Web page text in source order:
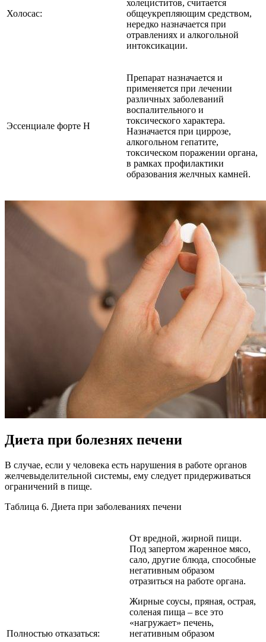
Холосас:
холециститов, считается
общеукрепляющим средством,
нередко назначается при
отравлениях и алкогольной
интоксикации.
Эссенциале форте Н
Препарат назначается и
применяется при лечении
различных заболеваний
воспалительного и
токсического характера.
Назначается при циррозе,
алкогольном гепатите,
токсическом поражении органа,
в рамках профилактики
образования желчных камней.
Диета при болезнях печени
В случае, если у человека есть нарушения в работе органов
желчевыделительной системы, ему следует придерживаться
ограничений в пище.
Таблица 6. Диета при заболеваниях печени
Полностью отказаться:
От вредной, жирной пищи.
Под запертом жаренное мясо,
сало, другие блюда, способные
негативным образом
отразиться на работе органа.
Жирные соусы, пряная, острая,
соленая пища – все это
«нагружает» печень,
негативным образом